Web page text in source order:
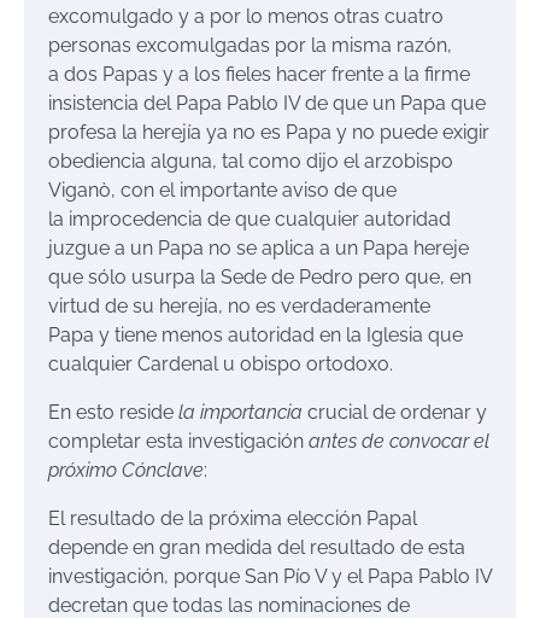
excomulgado y a por lo menos otras cuatro
personas excomulgadas por la misma razón,
a dos Papas y a los fieles hacer frente a la firme
insistencia del Papa Pablo IV de que un Papa que
profesa la herejía ya no es Papa y no puede exigir
obediencia alguna, tal como dijo el arzobispo
Viganò, con el importante aviso de que
la improcedencia de que cualquier autoridad
juzgue a un Papa no se aplica a un Papa hereje
que sólo usurpa la Sede de Pedro pero que, en
virtud de su herejía, no es verdaderamente
Papa y tiene menos autoridad en la Iglesia que
cualquier Cardenal u obispo ortodoxo.
En esto reside la importancia crucial de ordenar y
completar esta investigación antes de convocar el
próximo Cónclave:
El resultado de la próxima elección Papal
depende en gran medida del resultado de esta
investigación, porque San Pío V y el Papa Pablo IV
decretan que todas las nominaciones de